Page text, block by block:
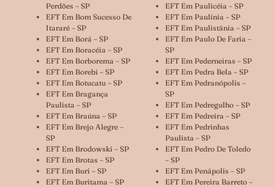
Perdões – SP
EFT Em Bom Sucesso De
Itararé – SP
EFT Em Borá – SP
EFT Em Boracéia – SP
EFT Em Borborema – SP
EFT Em Borebi – SP
EFT Em Botucatu – SP
EFT Em Bragança
Paulista – SP
EFT Em Braúna – SP
EFT Em Brejo Alegre –
SP
EFT Em Brodowski – SP
EFT Em Brotas – SP
EFT Em Buri – SP
EFT Em Buritama – SP
EFT Em Paulicéia – SP
EFT Em Paulínia – SP
EFT Em Paulistânia – SP
EFT Em Paulo De Faria –
SP
EFT Em Pederneiras – SP
EFT Em Pedra Bela – SP
EFT Em Pedranópolis –
SP
EFT Em Pedregulho – SP
EFT Em Pedreira – SP
EFT Em Pedrinhas
Paulista – SP
EFT Em Pedro De Toledo
– SP
EFT Em Penápolis – SP
EFT Em Pereira Barreto –